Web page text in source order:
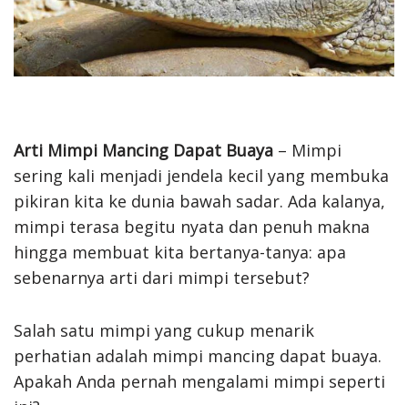
Arti Mimpi Mancing Dapat Buaya – Mimpi
sering kali menjadi jendela kecil yang membuka
pikiran kita ke dunia bawah sadar. Ada kalanya,
mimpi terasa begitu nyata dan penuh makna
hingga membuat kita bertanya-tanya: apa
sebenarnya arti dari mimpi tersebut?
Salah satu mimpi yang cukup menarik
perhatian adalah mimpi mancing dapat buaya.
Apakah Anda pernah mengalami mimpi seperti